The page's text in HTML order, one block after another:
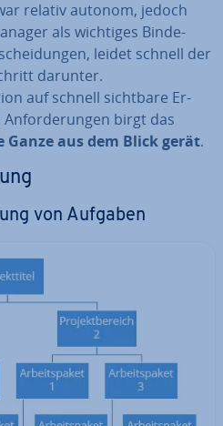
relativ autonom, jedoch
als wichtiges Bin­de­
leidet schnell der
darunter.
auf schnell sichtbare Er­
An­for­de­run­gen birgt das
Ganze aus dem Blick gerät.
von Aufgaben